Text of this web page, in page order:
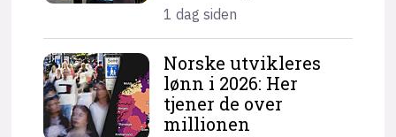
1 dag siden
Norske utvikleres
lønn i 2026: Her
tjener de over
millionen